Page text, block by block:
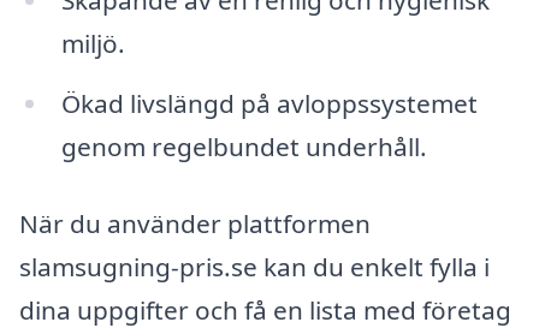
miljö.
Ökad livslängd på avloppssystemet
genom regelbundet underhåll.
När du använder plattformen
slamsugning-pris.se kan du enkelt fylla i
dina uppgifter och få en lista med företag